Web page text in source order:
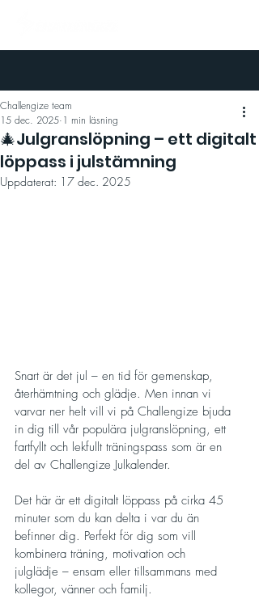
🎄Julgranslöpning – ett digitalt
löppass i julstämning
Challengize team
15 dec. 2025 1 min läsning
Uppdaterat: 17 dec. 2025
Snart är det jul – en tid för gemenskap,
återhämtning och glädje. Men innan vi
varvar ner helt vill vi på Challengize bjuda
in dig till vår populära julgranslöpning, ett
fartfyllt och lekfullt träningspass som är en
del av Challengize Julkalender.
Det här är ett digitalt löppass på cirka 45
minuter som du kan delta i var du än
befinner dig. Perfekt för dig som vill
kombinera träning, motivation och
julglädje – ensam eller tillsammans med
kollegor, vänner och familj.